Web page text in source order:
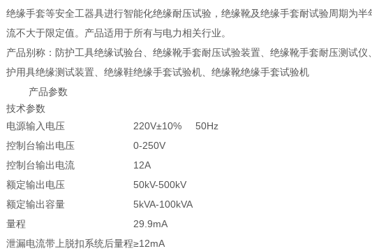
绝缘手套等安全工器具进行智能化绝缘耐压试验，绝缘靴及绝缘手套耐试验周期为
流不大于限定值。产品适用于所有与电力相关行业。
产品别称：防护工具绝缘试验台、绝缘靴手套耐压试验装置、绝缘靴手套耐压测试
护用具绝缘测试装置、绝缘鞋绝缘手套试验机、绝缘靴绝缘手套试验机
产品参数
技术参数
电源输入电压
220V±10% 50Hz
控制台输出电压
0-250V
控制台输出电流
12A
额定输出电压
50kV-500kV
额定输出容量
5kVA-100kVA
量程
29.9mA
泄漏电流带上脱扣系统后量程≥12mA